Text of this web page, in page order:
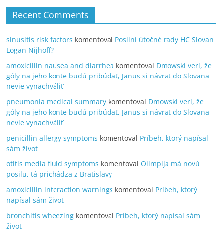
Recent Comments
sinusitis risk factors komentoval Posilní útočné rady HC Slovan
Logan Nijhoff?
amoxicillin nausea and diarrhea komentoval Dmowski verí, že
góly na jeho konte budú pribúdať, Janus si návrat do Slovana
nevie vynachváliť
pneumonia medical summary komentoval Dmowski verí, že
góly na jeho konte budú pribúdať, Janus si návrat do Slovana
nevie vynachváliť
penicillin allergy symptoms komentoval Príbeh, ktorý napísal
sám život
otitis media fluid symptoms komentoval Olimpija má novú
posilu, tá prichádza z Bratislavy
amoxicillin interaction warnings komentoval Príbeh, ktorý
napísal sám život
bronchitis wheezing komentoval Príbeh, ktorý napísal sám
život